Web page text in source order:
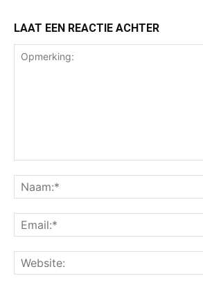
LAAT EEN REACTIE ACHTER